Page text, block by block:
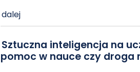
dalej
Sztuczna inteligencja na
pomoc w nauce czy droga